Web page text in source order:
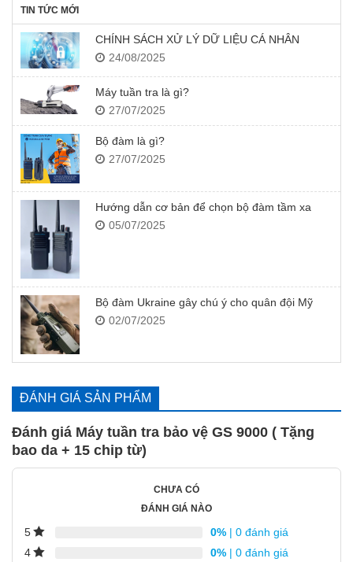
TIN TỨC MỚI
CHÍNH SÁCH XỬ LÝ DỮ LIỆU CÁ NHÂN
24/08/2025
Máy tuần tra là gì?
27/07/2025
Bộ đàm là gì?
27/07/2025
Hướng dẫn cơ bản để chọn bộ đàm tầm xa
05/07/2025
Bộ đàm Ukraine gây chú ý cho quân đội Mỹ
02/07/2025
ĐÁNH GIÁ SẢN PHẨM
Đánh giá Máy tuần tra bảo vệ GS 9000 ( Tặng
bao da + 15 chip từ)
CHƯA CÓ
ĐÁNH GIÁ NÀO
5 0% | 0 đánh giá
4
0% | 0 đánh giá